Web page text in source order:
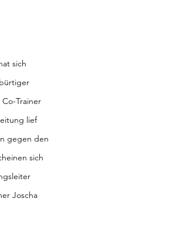
sich
Trainer
lief
gegen den
sich
Joscha